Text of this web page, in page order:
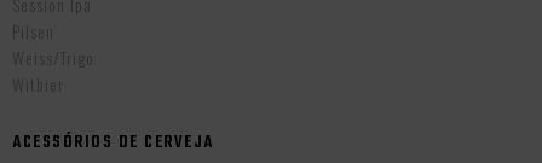
Pilsen
Weiss/Trigo
Witbier
ACESSÓRIOS DE CERVEJA